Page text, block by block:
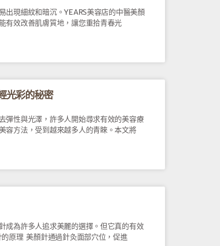
出現細紋和暗沉。YEARS美容店的中醫美顏
有效改善肌膚質地，讓您重拾青春光
光彩的秘密
彈性與光澤，許多人開始尋求有效的美容療
容方法，受到越來越多人的青睞。本文將
成為許多人追求美麗的選擇。但它真的有效
原理 美顏針通過針灸面部穴位，促進